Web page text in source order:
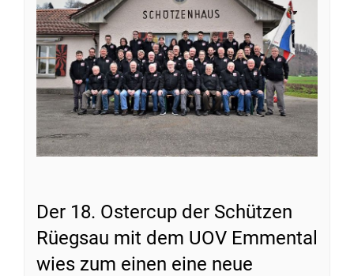
Der 18. Ostercup der Schützen
Rüegsau mit dem UOV Emmental
wies zum einen eine neue